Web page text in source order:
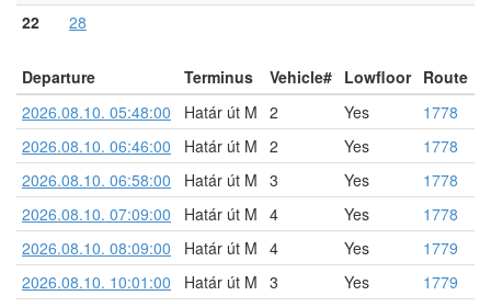
22
28
Departure Terminus Vehicle# Lowfloor Route
2026.08.10. 05:48:00
Határ út M 2 Yes
1778
2026.08.10. 06:46:00
Határ út M 2 Yes
1778
2026.08.10. 06:58:00
Határ út M 3 Yes
1778
2026.08.10. 07:09:00
Határ út M 4 Yes
1778
2026.08.10. 08:09:00
Határ út M 4 Yes
1779
2026.08.10. 10:01:00
Határ út M 3 Yes
1779